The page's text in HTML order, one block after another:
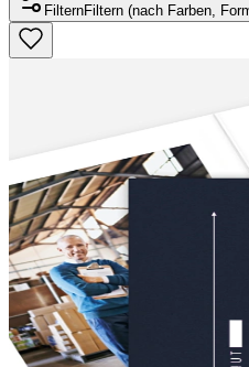
FilternFiltern (nach Farben,